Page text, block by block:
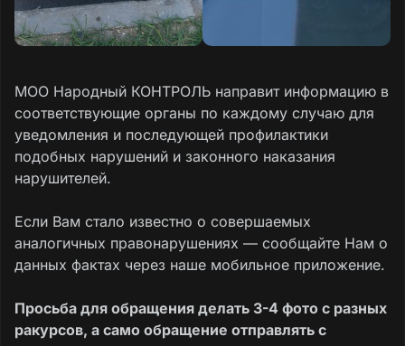
МОО Народный КОНТРОЛЬ направит информацию в
соответствующие органы по каждому случаю для
уведомления и последующей профилактики
подобных нарушений и законного наказания
нарушителей.
Если Вам стало известно о совершаемых
аналогичных правонарушениях — сообщайте Нам о
данных фактах через наше мобильное приложение.
Просьба для обращения делать 3-4 фото с разных
ракурсов, а само обращение отправлять с